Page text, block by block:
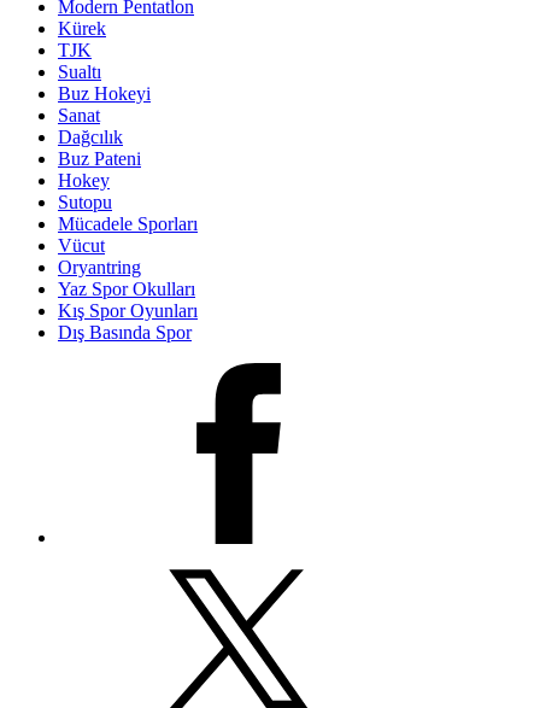
Modern Pentatlon
Kürek
TJK
Sualtı
Buz Hokeyi
Sanat
Dağcılık
Buz Pateni
Hokey
Sutopu
Mücadele Sporları
Vücut
Oryantring
Yaz Spor Okulları
Kış Spor Oyunları
Dış Basında Spor